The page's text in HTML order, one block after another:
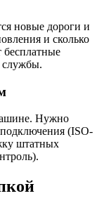
новые дороги и
и сколько
бесплатные
службы.
Нужно
(ISO-
штатных